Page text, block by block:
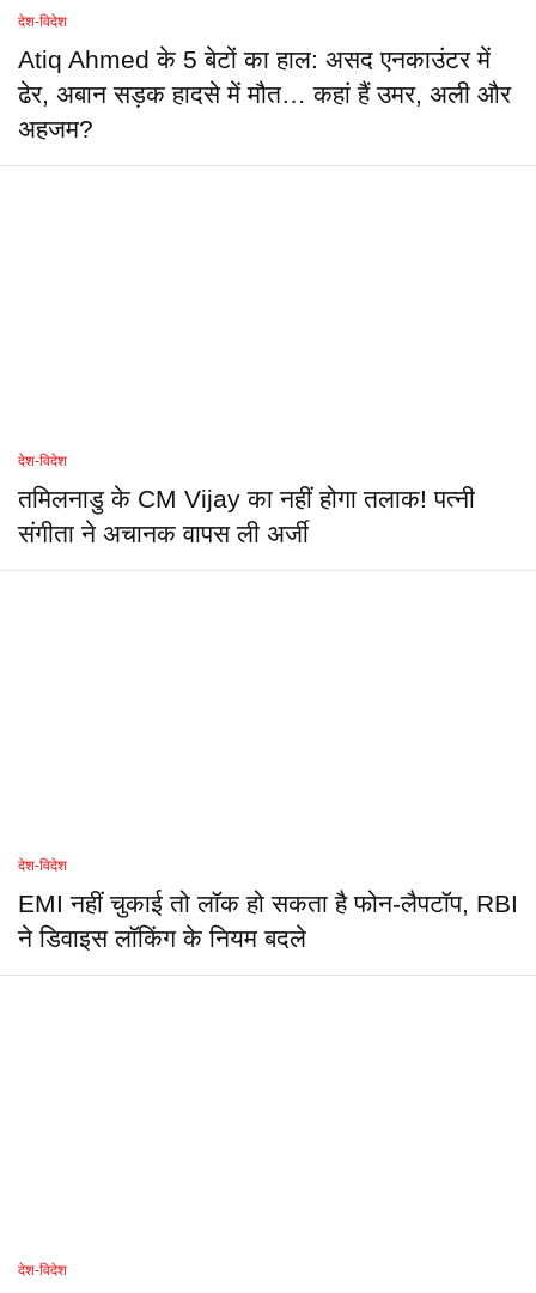
देश-विदेश
Atiq Ahmed के 5 बेटों का हाल: असद एनकाउंटर में
ढेर, अबान सड़क हादसे में मौत… कहां हैं उमर, अली और
अहजम?
देश-विदेश
तमिलनाडु के CM Vijay का नहीं होगा तलाक! पत्नी
संगीता ने अचानक वापस ली अर्जी
देश-विदेश
EMI नहीं चुकाई तो लॉक हो सकता है फोन-लैपटॉप, RBI
ने डिवाइस लॉकिंग के नियम बदले
देश-विदेश